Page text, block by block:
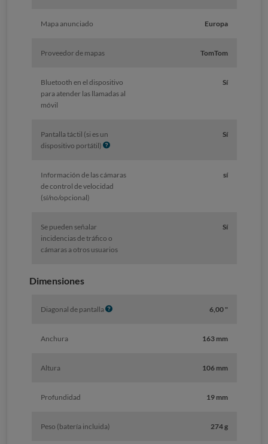
Mapa anunciado Europa
Proveedor de mapas TomTom
Bluetooth en el dispositivo
para atender las llamadas al
móvil
Sí
Pantalla táctil (si es un
dispositivo portátil) I
o
Sí
Información de las cámaras
de control de velocidad
(sí/no/opcional)
sí
Se pueden señalar
incidencias de tráfico o
cámaras a otros usuarios
Sí
Dimensiones
Diagonal de pantalla I
6,00 "
Anchura 163 mm
Altura 106 mm
Profundidad 19 mm
Peso (batería incluida) 274 g